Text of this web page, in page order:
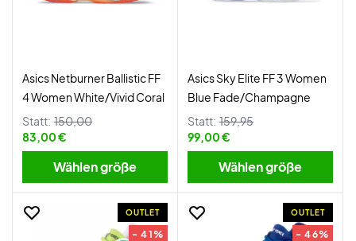
Asics Netburner Ballistic FF
4 Women White/Vivid Coral
Statt: 150,00
83,00 €
Wählen größe
Asics Sky Elite FF 3 Women
Blue Fade/Champagne
Statt: 159,95
99,00 €
Wählen größe
OUTLET
- 41%
OUTLET
- 46%